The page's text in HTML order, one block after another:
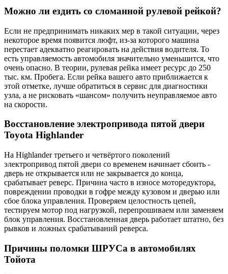
Можно ли ездить со сломанной рулевой рейкой?
Если не предпринимать никаких мер в такой ситуации, через
некоторое время появится люфт, из-за которого машина
перестает адекватно реагировать на действия водителя. То
есть управляемость автомобиля значительно уменьшится, что
очень опасно. В теории, рулевая рейка имеет ресурс до 250
тыс. км. Пробега. Если рейка вашего авто приближается к
этой отметке, лучше обратиться в сервис для диагностики
узла, а не рисковать «шансом» получить неуправляемое авто
на скорости.
Восстановление электропривода пятой двери
Toyota Highlander
На Highlander третьего и четвёртого поколений
электропривод пятой двери со временем начинает сбоить -
дверь не открывается или не закрывается до конца,
срабатывает реверс. Причина часто в износе моторедуктора,
повреждении проводки в гофре между кузовом и дверью или
сбое блока управления. Проверяем целостность цепей,
тестируем мотор под нагрузкой, перепрошиваем или заменяем
блок управления. Восстановленная дверь работает штатно, без
рывков и ложных срабатываний реверса.
Причины поломки ШРУСа в автомобилях
Тойота